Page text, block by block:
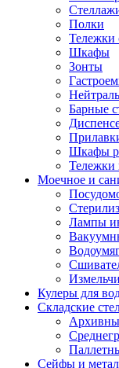
Полки
Тележки
Шкафы
Зонты
Барные
Шкафы
Тележки
Моечное и
Лампы
Кулеры для
Складские
Сейфы и